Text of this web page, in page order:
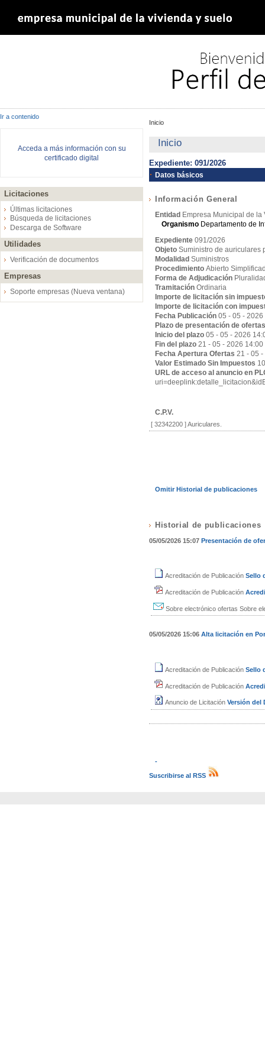
Ir a contenido
Acceda a más información con su
certificado digital
Licitaciones
Últimas licitaciones
Búsqueda de licitaciones
Descarga de Software
Utilidades
Verificación de documentos
Empresas
Soporte empresas (Nueva ventana)
Inicio
Inicio
Expediente: 091/2026
Datos básicos
Información General
Entidad Empresa Municipal de
Organismo Departamento de
Expediente 091/2026
Objeto Suministro de auriculares
Modalidad Suministros
Procedimiento Abierto
Forma de Adjudicación
Tramitación Ordinaria
Importe de licitación sin
Importe de licitación con
Fecha Publicación 05 - 05 - 2026
Plazo de presentación de ofertas
Inicio del plazo 05 - 05 - 2026
Fin del plazo 21 - 05 - 2026 14:00
Fecha Apertura Ofertas 21 - 05
Valor Estimado Sin Impuestos
URL de acceso al anuncio en
C.P.V.
[ 32342200 ]Auriculares.
Omitir Historial de publicaciones
Historial de publicaciones
05/05/2026 15:07 Presentación de
Acreditación de Publicación Sello
Acreditación de Publicación
Sobre electrónico ofertas Sobre
05/05/2026 15:06 Alta licitación en
Acreditación de Publicación Sello
Acreditación de Publicación
Anuncio de Licitación Versión del
-
Suscribirse al RSS